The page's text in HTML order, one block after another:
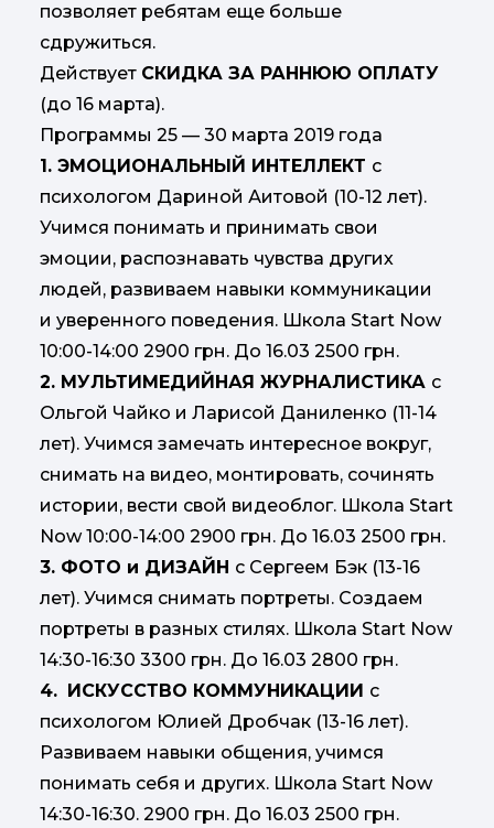
позволяет ребятам еще больше
сдружиться.
Действует СКИДКА ЗА РАННЮЮ ОПЛАТУ
(до 16 марта).
Программы 25 — 30 марта 2019 года
1. ЭМОЦИОНАЛЬНЫЙ ИНТЕЛЛЕКТ с
психологом Дариной Аитовой (10-12 лет).
Учимся понимать и принимать свои
эмоции, распознавать чувства других
людей, развиваем навыки коммуникации
и уверенного поведения. Школа Start Now
10:00-14:00 2900 грн. До 16.03 2500 грн.
2. МУЛЬТИМЕДИЙНАЯ ЖУРНАЛИСТИКА с
Ольгой Чайко и Ларисой Даниленко (11-14
лет). Учимся замечать интересное вокруг,
снимать на видео, монтировать, сочинять
истории, вести свой видеоблог. Школа Start
Now 10:00-14:00 2900 грн. До 16.03 2500 грн.
3. ФОТО и ДИЗАЙН с Сергеем Бэк (13-16
лет). Учимся снимать портреты. Создаем
портреты в разных стилях. Школа Start Now
14:30-16:30 3300 грн. До 16.03 2800 грн.
4. ИСКУССТВО КОММУНИКАЦИИ с
психологом Юлией Дробчак (13-16 лет).
Развиваем навыки общения, учимся
понимать себя и других. Школа Start Now
14:30-16:30. 2900 грн. До 16.03 2500 грн.